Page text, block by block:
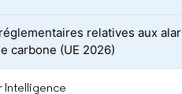
relatives aux
carbone (UE 2026)
Intelligence